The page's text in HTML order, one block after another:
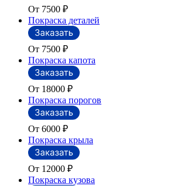
От 7500 ₽
Покраска деталей
От 7500 ₽
Покраска капота
От 18000 ₽
Покраска порогов
От 6000 ₽
Покраска крыла
От 12000 ₽
Покраска кузова